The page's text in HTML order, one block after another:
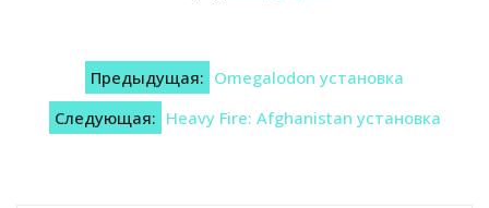
Навигация
по
записям
Предыдущая: Omegalodon установка
Следующая: Heavy Fire: Afghanistan установка